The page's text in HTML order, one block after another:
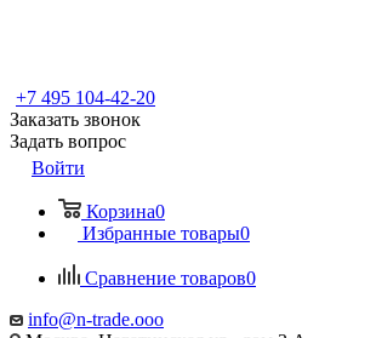
+7 495 104-42-20
Заказать звонок
Задать вопрос
Войти
Корзина0
Избранные товары0
Сравнение товаров0
info@n-trade.ooo